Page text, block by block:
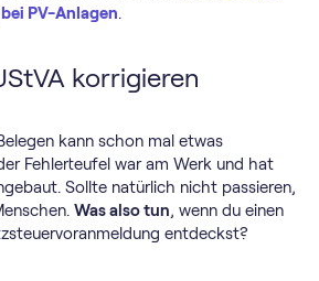
PV-Anlagen.
korrigieren
kann schon mal etwas
Fehlerteufel war am Werk und hat
Sollte natürlich nicht passieren,
Was also tun, wenn du einen
entdeckst?